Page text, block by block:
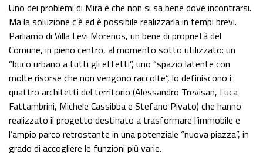
Uno dei problemi di Mira è che non si sa bene dove incontrarsi.
Ma la soluzione c’è ed è possibile realizzarla in tempi brevi.
Parliamo di Villa Levi Morenos, un bene di proprietà del
Comune, in pieno centro, al momento sotto utilizzato: un
“buco urbano a tutti gli effetti”, uno “spazio latente con
molte risorse che non vengono raccolte”, lo definiscono i
quattro architetti del territorio (Alessandro Trevisan, Luca
Fattambrini, Michele Cassibba e Stefano Pivato) che hanno
realizzato il progetto destinato a trasformare l’immobile e
l’ampio parco retrostante in una potenziale “nuova piazza”, in
grado di accogliere le funzioni più varie.